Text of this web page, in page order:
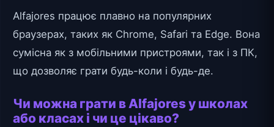
Alfajores працює плавно на популярних
браузерах, таких як Chrome, Safari та Edge. Вона
сумісна як з мобільними пристроями, так і з ПК,
що дозволяє грати будь-коли і будь-де.
Чи можна грати в Alfajores у школах
або класах і чи це цікаво?